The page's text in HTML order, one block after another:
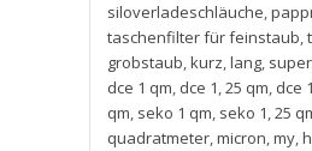
siloverladeschläuche,
taschenfilter für feinstaub,
grobstaub,kurz,lang,
dce 1 qm, dce 1,25 qm, dce 1
qm, seko 1 qm, seko 1,25
quadratmeter,micron,my,